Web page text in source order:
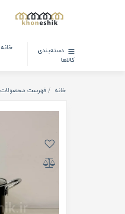
دسته‌بندی
کالاها
خانه
خانه فهرست محصولات